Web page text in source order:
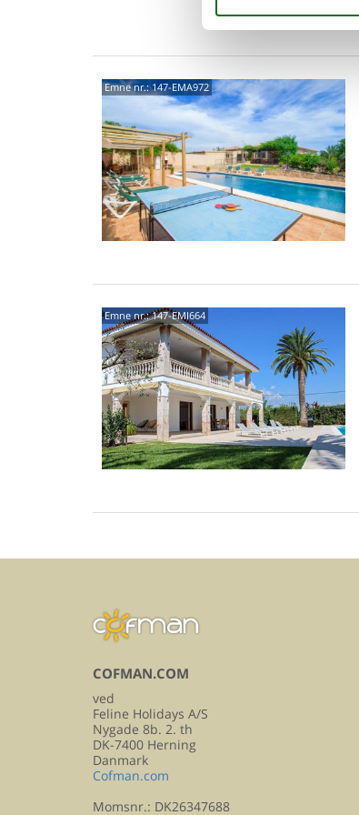
Emne nr.:147-EMA972
Emne nr.:147-EMI664
COFMAN.COM
ved
Feline Holidays A/S
Nygade 8b. 2. th
DK-7400 Herning
Danmark
Cofman.com
Momsnr.: DK26347688